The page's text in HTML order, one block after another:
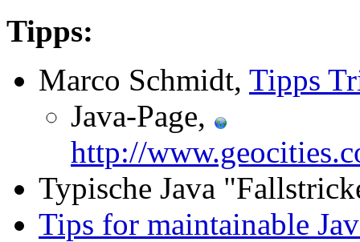
Tipps:
Marco Schmidt, Tipps
Java-Page,
http://
Typische Java
Tips for maintainable